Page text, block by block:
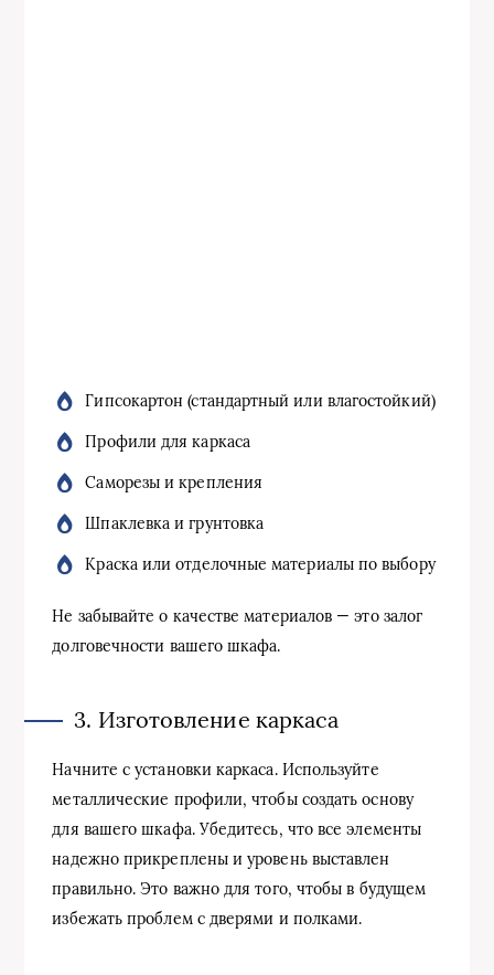
Гипсокартон (стандартный или влагостойкий)
Профили для каркаса
Саморезы и крепления
Шпаклевка и грунтовка
Краска или отделочные материалы по выбору
Не забывайте о качестве материалов — это залог
долговечности вашего шкафа.
3. Изготовление каркаса
Начните с установки каркаса. Используйте
металлические профили, чтобы создать основу
для вашего шкафа. Убедитесь, что все элементы
надежно прикреплены и уровень выставлен
правильно. Это важно для того, чтобы в будущем
избежать проблем с дверями и полками.